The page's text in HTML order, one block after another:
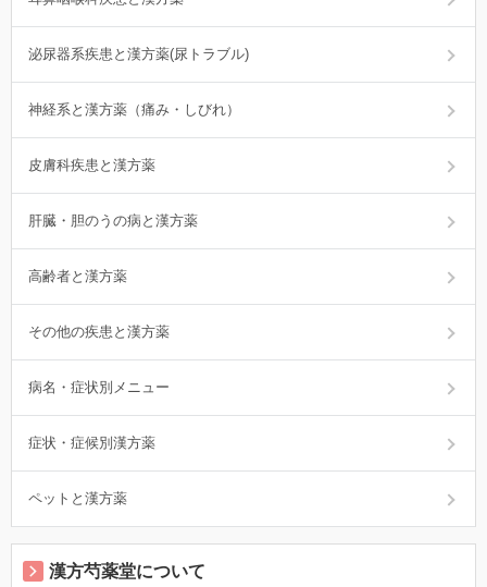
泌尿器系疾患と漢方薬(尿トラブル)
神経系と漢方薬（痛み・しびれ）
皮膚科疾患と漢方薬
肝臓・胆のうの病と漢方薬
高齢者と漢方薬
その他の疾患と漢方薬
病名・症状別メニュー
症状・症候別漢方薬
ペットと漢方薬
漢方芍薬堂について